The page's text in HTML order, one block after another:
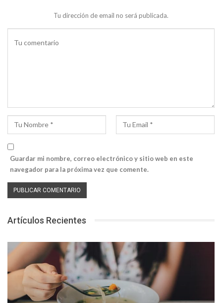
Tu dirección de email no será publicada.
Guardar mi nombre, correo electrónico y sitio web en este
navegador para la próxima vez que comente.
Artículos Recientes